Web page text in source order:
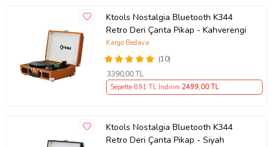
Ktools Nostalgia Bluetooth K344
Retro Deri Çanta Pikap - Kahverengi
(10)
Kargo Bedava
3390,00 TL
Sepette 891 TL İndirim 2499,00 TL
Ktools Nostalgia Bluetooth K344
Retro Deri Çanta Pikap - Siyah